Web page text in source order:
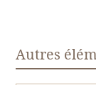
Autres